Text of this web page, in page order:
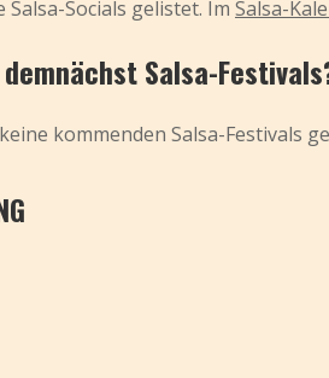
Socials gelistet. Im Salsa-
Salsa-
kommenden Salsa-Festivals